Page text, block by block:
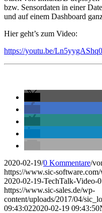
bzw. Sensordaten in einer
und auf einem Dashboard
Hier geht’s zum Video:
https://youtu.be/Ln5yygAShq0
2020-02-19/0 Kommentare/
https://www.sic-
2020-02-19-TechTalk-Video-
https://www.sic-sales.de/wp-
content/uploads/2017/04/
09:43:022020-02-19 09:43:50